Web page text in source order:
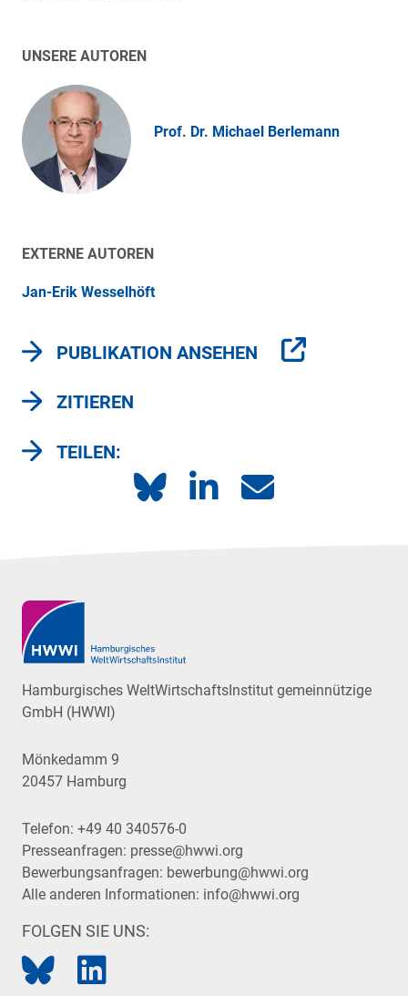
UNSERE AUTOREN
Prof. Dr. Michael Berlemann
EXTERNE AUTOREN
Jan-Erik Wesselhöft
PUBLIKATION ANSEHEN
ZITIEREN
TEILEN:
Hamburgisches WeltWirtschaftsInstitut gemeinnützige
GmbH (HWWI)
Mönkedamm 9
20457 Hamburg
Telefon: +49 40 340576-0
Presseanfragen: presse@hwwi.org
Bewerbungsanfragen: bewerbung@hwwi.org
Alle anderen Informationen: info@hwwi.org
FOLGEN SIE UNS: